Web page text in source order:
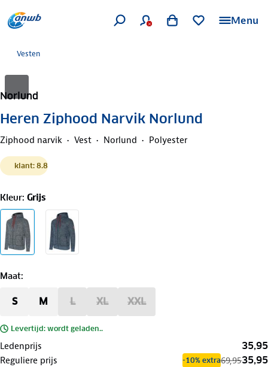
Menu
Vesten
Norlund
Heren Ziphood Narvik Norlund
Ziphood narvik Vest Norlund Polyester
klant: 8.8
Kleur: Grijs
Maat:
S M L XL XXL
Levertijd: wordt geladen..
Ledenprijs 35,95
Reguliere prijs -10% extra69,9535,95